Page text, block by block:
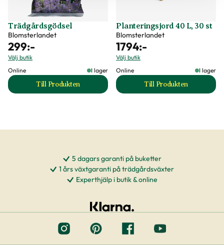
Trädgårdsgödsel
Blomsterlandet
299:-
Välj butik
Online
I lager
Till Produkten
till Trädgårdsgödsel produktsida
Planteringsjord 40 L, 30 st
Blomsterlandet
1794:-
Välj butik
Online
I lager
Till Produkten
till Planteringsjord
5 dagars garanti på buketter
1 års växtgaranti på trädgårdsväxter
Experthjälp i butik & online